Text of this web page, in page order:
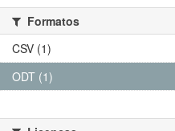
Formatos
CSV (1)
ODT (1)